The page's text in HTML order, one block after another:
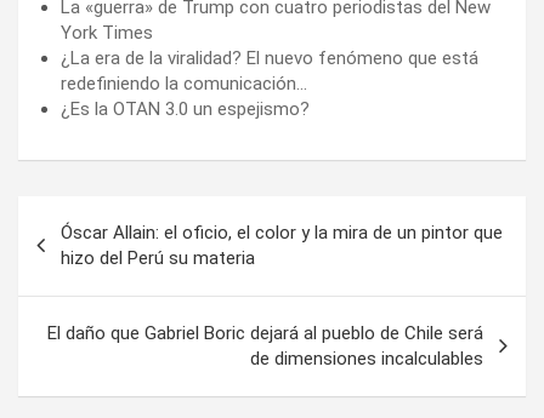
La «guerra» de Trump con cuatro periodistas del New
York Times
¿La era de la viralidad? El nuevo fenómeno que está
redefiniendo la comunicación…
¿Es la OTAN 3.0 un espejismo?
Navegación
de
entradas
Óscar Allain: el oficio, el color y la mira de un pintor que
hizo del Perú su materia
El daño que Gabriel Boric dejará al pueblo de Chile será
de dimensiones incalculables